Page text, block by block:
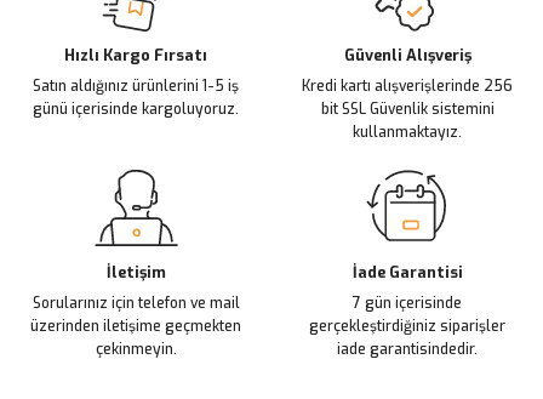
Ürün bilgilerinde hatalar bulunuyor.
Ürün fiyatı diğer sitelerden daha pahalı.
Bu ürüne benzer farklı alternatifler olmalı.
Hızlı Kargo Fırsatı
Satın aldığınız ürünlerini 1-5 iş
günü içerisinde kargoluyoruz.
Güvenli Alışveriş
Kredi kartı alışverişlerinde 256
bit SSL Güvenlik sistemini
kullanmaktayız.
İletişim
Sorularınız için telefon ve mail
üzerinden iletişime geçmekten
çekinmeyin.
İade Garantisi
7 gün içerisinde
gerçekleştirdiğiniz siparişler
iade garantisindedir.